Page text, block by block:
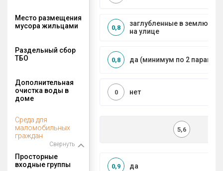
Место размещения
мусора жильцами
заглубленные в землю
на улице
0,8
Раздельный сбор
ТБО
да (минимум по 2
0,8
Дополнительная
очистка воды в
доме
нет
0
Среда для
маломобильных
граждан
Свернуть
5,6
Просторные
входные группы
да
0,9